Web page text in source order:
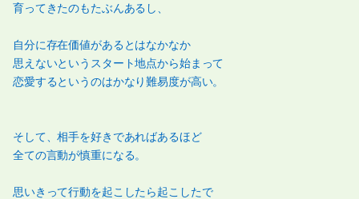
育ってきたのもたぶんあるし、
自分に存在価値があるとはなかなか
思えないというスタート地点から始まって
恋愛するというのはかなり難易度が高い。
そして、相手を好きであればあるほど
全ての言動が慎重になる。
思いきって行動を起こしたら起こしたで